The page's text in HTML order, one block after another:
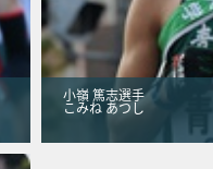
小嶺 篤志選手
こみね あつし